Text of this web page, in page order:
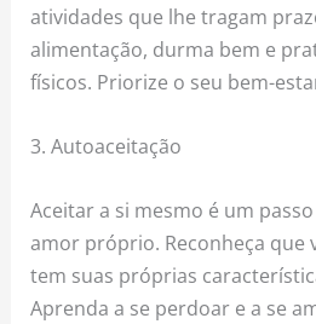
atividades que lhe tragam
alimentação, durma bem e
físicos. Priorize o seu bem-
3. Autoaceitação
Aceitar a si mesmo é um
amor próprio. Reconheça que
tem suas próprias
Aprenda a se perdoar e a se